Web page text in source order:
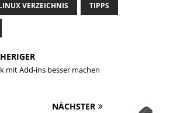
VERZEICHNIS TIPPS
mit Add-ins besser machen
NÄCHSTER